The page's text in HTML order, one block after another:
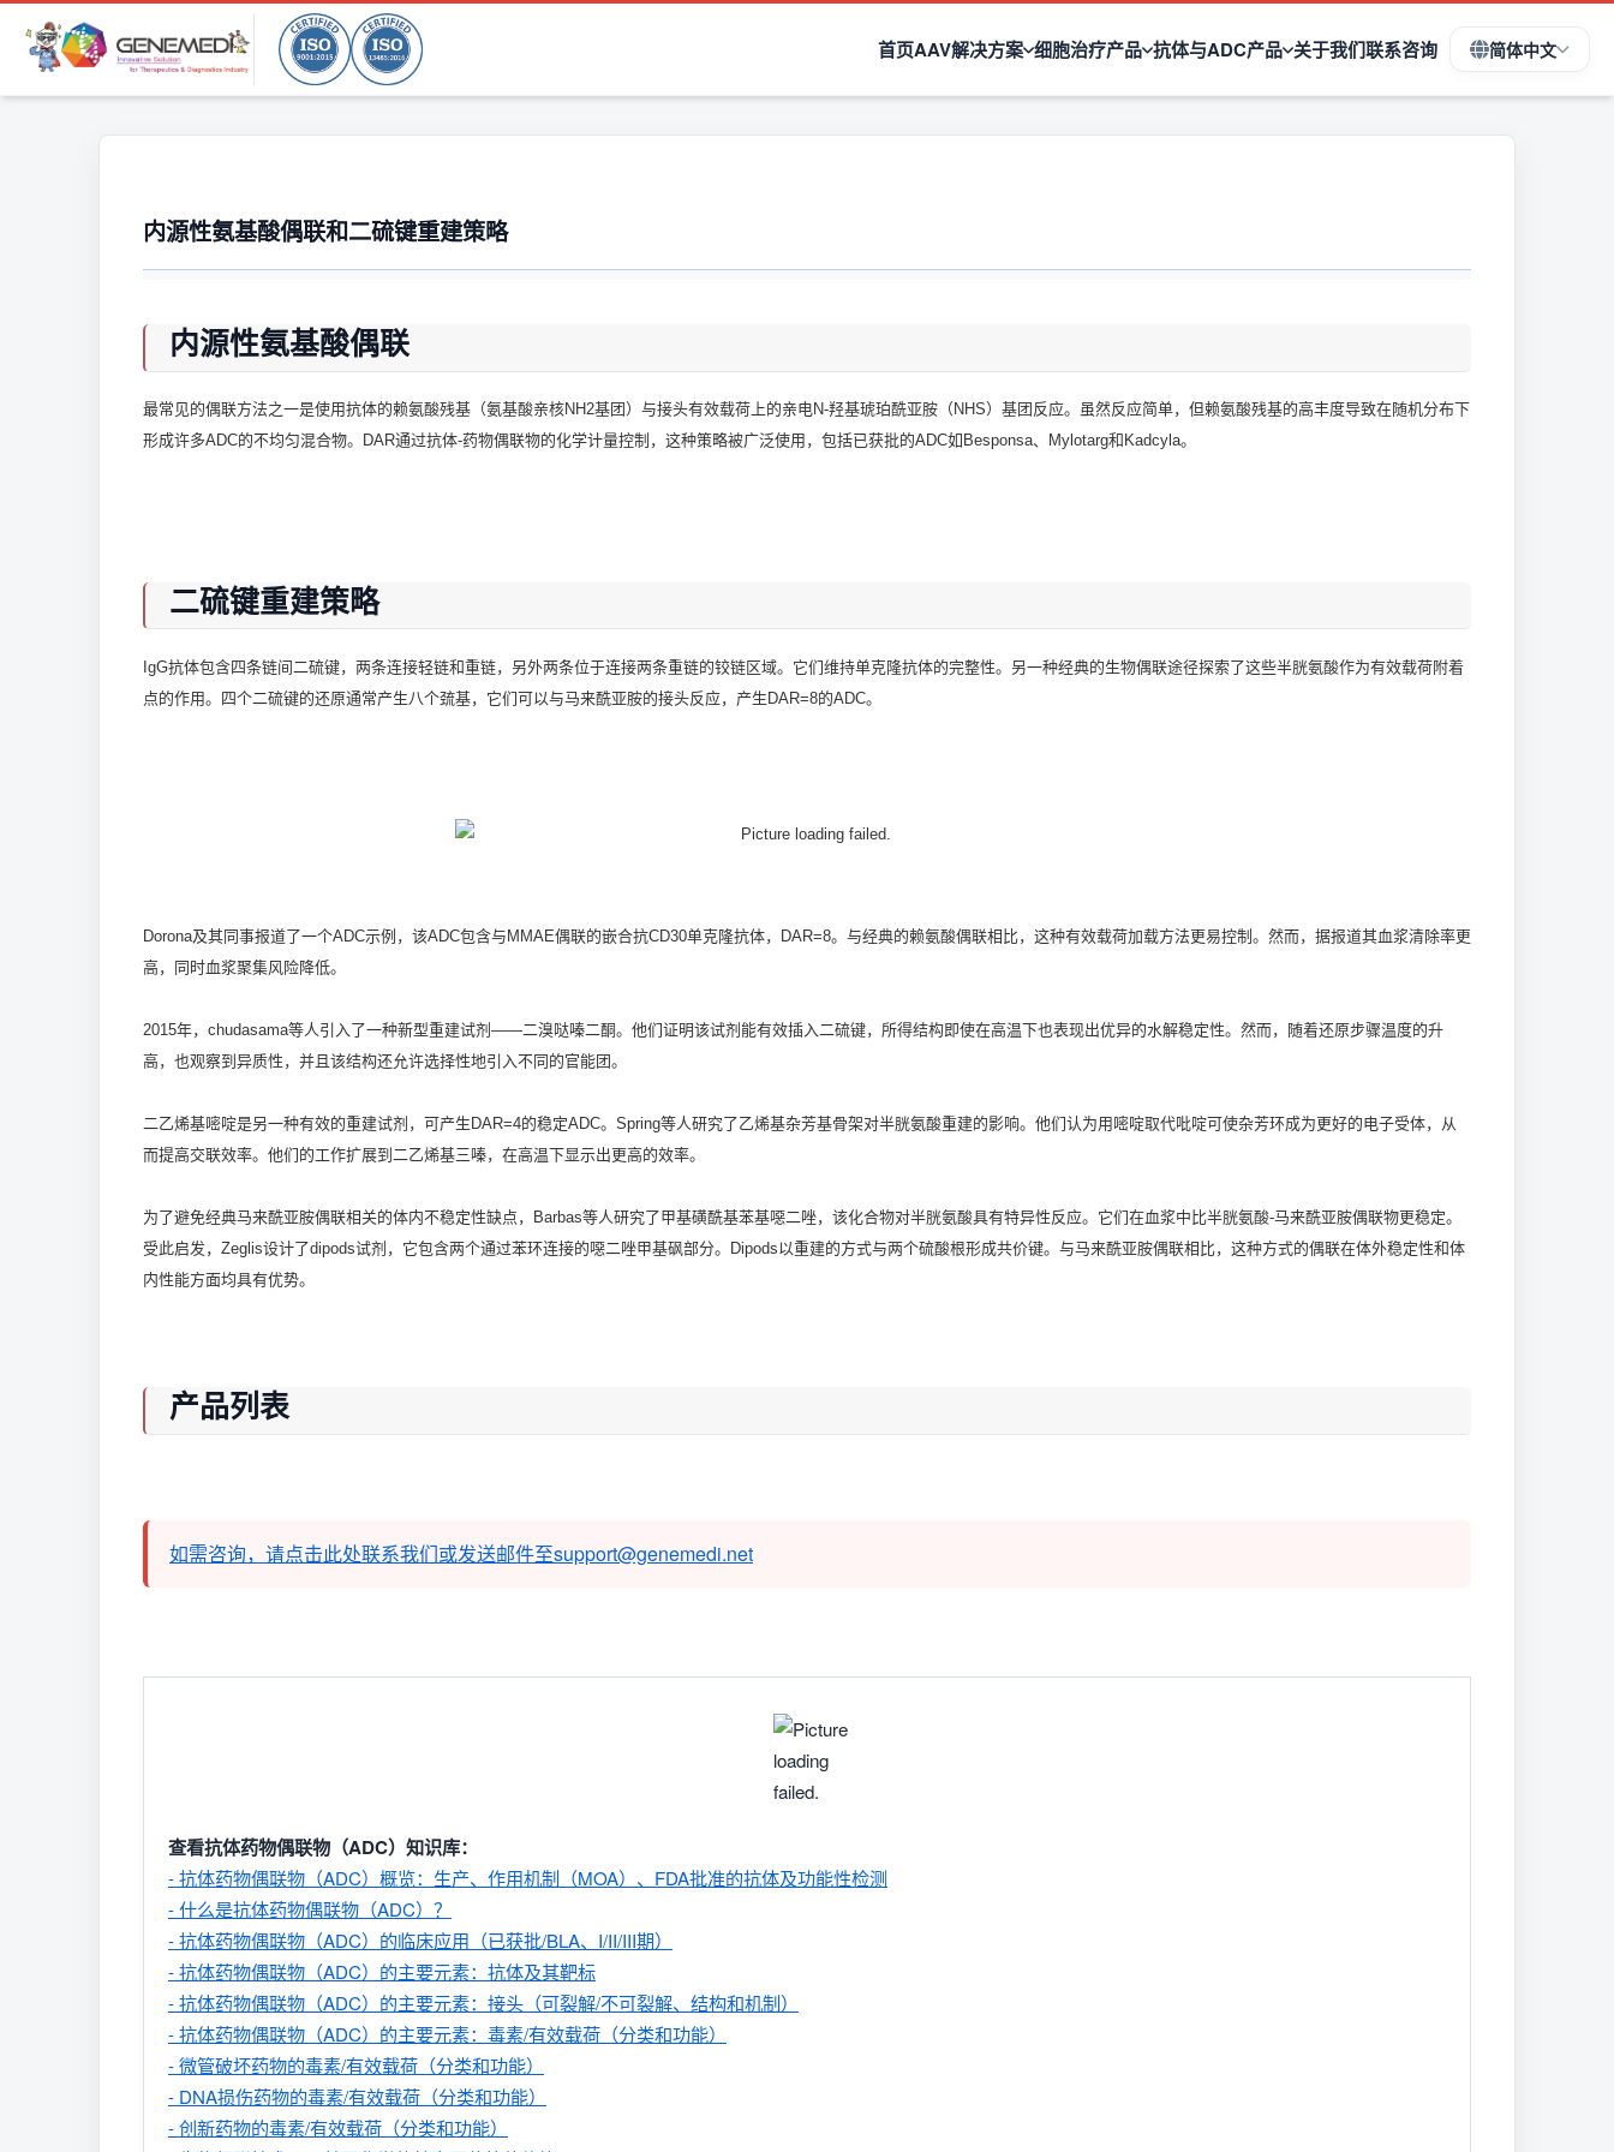
首页AAV解决方案 细胞治疗产品 抗体与ADC产品 关于我们联系咨询 简体中文
内源性氨基酸偶联和二硫键重建策略
内源性氨基酸偶联
最常见的偶联方法之一是使用抗体的赖氨酸残基（氨基酸亲核NH2基团）与接头有效载荷上的亲电N-羟基琥珀酰亚胺（NHS）基团反应。虽然反应简单，但赖氨酸残基的高丰度导致在随机分布下
形成许多ADC的不均匀混合物。DAR通过抗体-药物偶联物的化学计量控制，这种策略被广泛使用，包括已获批的ADC如Besponsa、Mylotarg和Kadcyla。
二硫键重建策略
IgG抗体包含四条链间二硫键，两条连接轻链和重链，另外两条位于连接两条重链的铰链区域。它们维持单克隆抗体的完整性。另一种经典的生物偶联途径探索了这些半胱氨酸作为有效载荷附着
点的作用。四个二硫键的还原通常产生八个巯基，它们可以与马来酰亚胺的接头反应，产生DAR=8的ADC。
Dorona及其同事报道了一个ADC示例，该ADC包含与MMAE偶联的嵌合抗CD30单克隆抗体，DAR=8。与经典的赖氨酸偶联相比，这种有效载荷加载方法更易控制。然而，据报道其血浆清除率更
高，同时血浆聚集风险降低。
2015年，chudasama等人引入了一种新型重建试剂——二溴哒嗪二酮。他们证明该试剂能有效插入二硫键，所得结构即使在高温下也表现出优异的水解稳定性。然而，随着还原步骤温度的升
高，也观察到异质性，并且该结构还允许选择性地引入不同的官能团。
二乙烯基嘧啶是另一种有效的重建试剂，可产生DAR=4的稳定ADC。Spring等人研究了乙烯基杂芳基骨架对半胱氨酸重建的影响。他们认为用嘧啶取代吡啶可使杂芳环成为更好的电子受体，从
而提高交联效率。他们的工作扩展到二乙烯基三嗪，在高温下显示出更高的效率。
为了避免经典马来酰亚胺偶联相关的体内不稳定性缺点，Barbas等人研究了甲基磺酰基苯基噁二唑，该化合物对半胱氨酸具有特异性反应。它们在血浆中比半胱氨酸-马来酰亚胺偶联物更稳定。
受此启发，Zeglis设计了dipods试剂，它包含两个通过苯环连接的噁二唑甲基砜部分。Dipods以重建的方式与两个硫酸根形成共价键。与马来酰亚胺偶联相比，这种方式的偶联在体外稳定性和体
内性能方面均具有优势。
产品列表
如需咨询，请点击此处联系我们或发送邮件至support@genemedi.net
查看抗体药物偶联物（ADC）知识库：
- 抗体药物偶联物（ADC）概览：生产、作用机制（MOA）、FDA批准的抗体及功能性检测
- 什么是抗体药物偶联物（ADC）？
- 抗体药物偶联物（ADC）的临床应用（已获批/BLA、I/II/III期）
- 抗体药物偶联物（ADC）的主要元素：抗体及其靶标
- 抗体药物偶联物（ADC）的主要元素：接头（可裂解/不可裂解、结构和机制）
- 抗体药物偶联物（ADC）的主要元素：毒素/有效载荷（分类和功能）
- 微管破坏药物的毒素/有效载荷（分类和功能）
- DNA损伤药物的毒素/有效载荷（分类和功能）
- 创新药物的毒素/有效载荷（分类和功能）